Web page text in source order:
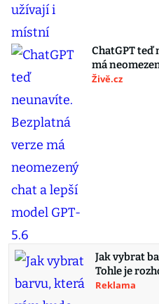
ChatGPT teď
má
Živě.cz
Jak vybrat
Tohle je
Reklama